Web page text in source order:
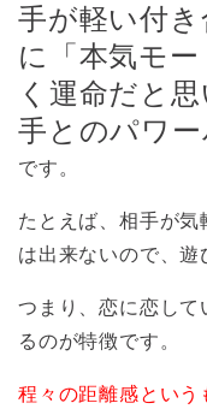
手が軽い付
に「本気モ
く運命だと
手とのパワ
です。
たとえば、相手が
は出来ないので、遊
つまり、恋に恋して
るのが特徴です。
程々の距離感という